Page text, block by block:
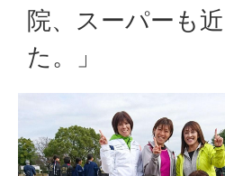
院、スーパーも
た。」